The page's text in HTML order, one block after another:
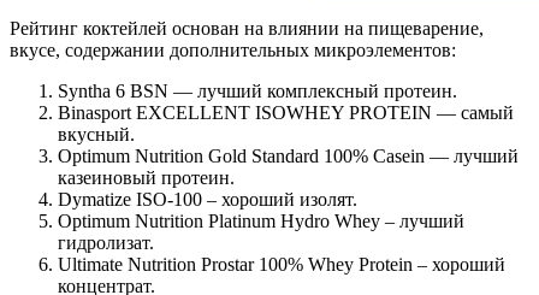
Рейтинг коктейлей основан на влиянии на пищеварение,
вкусе, содержании дополнительных микроэлементов:
Syntha 6 BSN — лучший комплексный протеин.
Binasport EXCELLENT ISOWHEY PROTEIN — самый
вкусный.
Optimum Nutrition Gold Standard 100% Casein — лучший
казеиновый протеин.
Dymatize ISO-100 – хороший изолят.
Optimum Nutrition Platinum Hydro Whey – лучший
гидролизат.
Ultimate Nutrition Prostar 100% Whey Protein – хороший
концентрат.